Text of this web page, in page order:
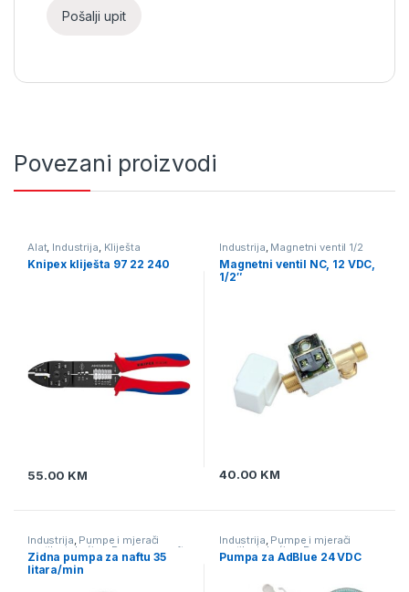
Povezani proizvodi
Alat, Industrija Kliješta
Knipex kliješta 97 22 240
55.00 KM
Industrija Magnetni ventil 1/2
Magnetni ventili za vodu,
zrak i plin
Magnetni ventil NC, 12 VDC,
1/2″
40.00 KM
Industrija, Pumpe i mjerači
protika tekućine Pumpe za naftu
Zidna pumpa za naftu 35
litara/min
Industrija, Pumpe i mjerači
protika tekućine,Pumpe za
AdBlue, Pumpe za naftu
Pumpa za AdBlue 24 VDC